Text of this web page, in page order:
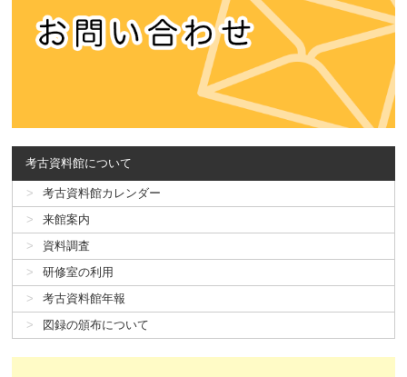
考古資料館について
考古資料館カレンダー
来館案内
資料調査
研修室の利用
考古資料館年報
図録の頒布について